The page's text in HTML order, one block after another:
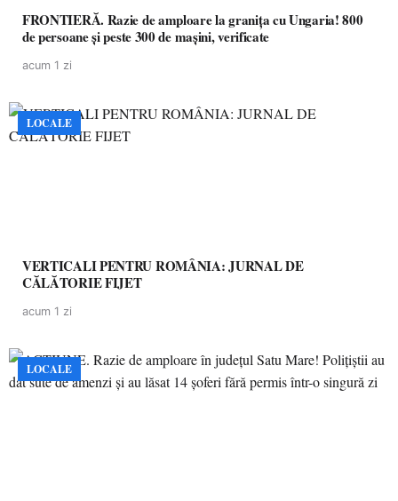
FRONTIERĂ. Razie de amploare la granița cu Ungaria! 800
de persoane și peste 300 de mașini, verificate
acum 1 zi
LOCALE
VERTICALI PENTRU ROMÂNIA: JURNAL DE
CĂLĂTORIE FIJET
acum 1 zi
LOCALE